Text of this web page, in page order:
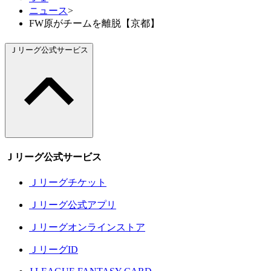
ニュース>
FW原がチームを離脱【京都】
Ｊリーグ公式サービス
Ｊリーグ公式サービス
Ｊリーグチケット
Ｊリーグ公式アプリ
Ｊリーグオンラインストア
ＪリーグID